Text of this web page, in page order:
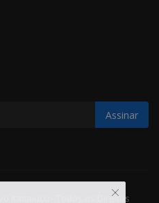
Assinar
Itatiaiuçu - Todos os Direitos